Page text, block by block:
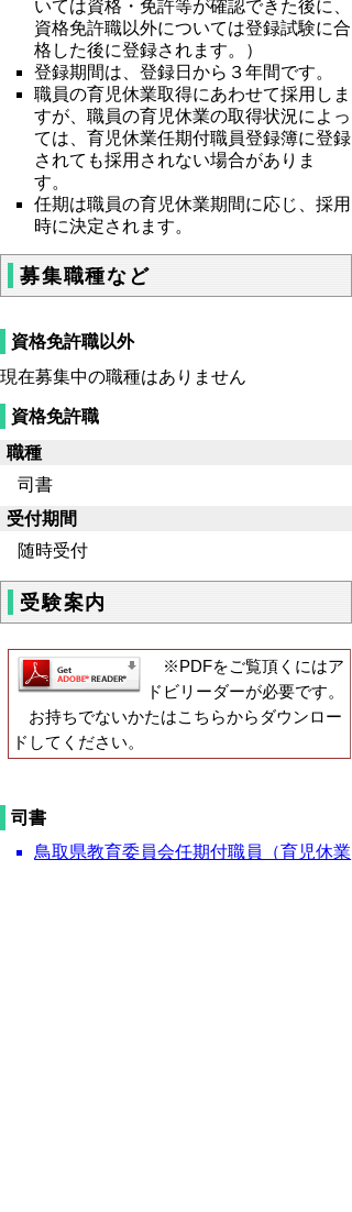
いては資格・免許等が確認できた後に、
資格免許職以外については登録試験に合
格した後に登録されます。）
登録期間は、登録日から３年間です。
職員の育児休業取得にあわせて採用しま
すが、職員の育児休業の取得状況によっ
ては、育児休業任期付職員登録簿に登録
されても採用されない場合がありま
す。
任期は職員の育児休業期間に応じ、採用
時に決定されます。
募集職種など
資格免許職以外
現在募集中の職種はありません
資格免許職
職種
司書
受付期間
随時受付
受験案内
※PDFをご覧頂くにはア
ドビリーダーが必要です。
お持ちでないかたはこちらからダウンロー
ドしてください。
司書
鳥取県教育委員会任期付職員（育児休業